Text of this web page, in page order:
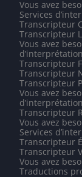
Vous avez
Services
Transcripteur
Transcripteur
Vous avez
Transcripteur
Transcripteur
Transcripteur
Vous avez
Transcripteur
Vous avez
Services
Transcripteur
Transcripteur
Vous avez
Traductions